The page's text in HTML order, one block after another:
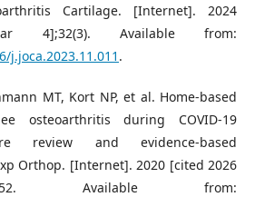
Cartilage. [Internet]. 2024
4];32(3). Available from:
j.joca.2023.11.011 .
MT, Kort NP, et al. Home-based
osteoarthritis during COVID-19
review and evidence-based
Orthop. [Internet]. 2020 [cited 2026
Available from: